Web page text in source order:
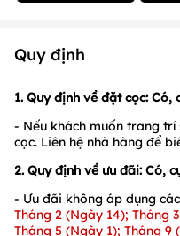
Quy định
1. Quy định về đặt cọc: Có,
- Nếu khách muốn trang
cọc. Liên hệ nhà hàng để
2. Quy định về ưu đãi: Có,
- Ưu đãi không áp dụng
Tháng 2 (Ngày 14); Tháng
Tháng 5 (Ngày 1); Tháng 9